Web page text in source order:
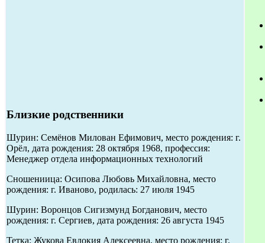
Близкие родственники
Шурин: Семёнов Милован Ефимович, место рождения: г.
Орёл, дата рождения: 28 октября 1968, профессия:
Менеджер отдела информационных технологий
Сношениица: Осипова Любовь Михайловна, место
рождения: г. Иваново, родилась: 27 июля 1945
Шурин: Воронцов Сигизмунд Богданович, место
рождения: г. Сергиев, дата рождения: 26 августа 1945
Тетка: Жукова Евдокия Алексеевна, место рождения: г.